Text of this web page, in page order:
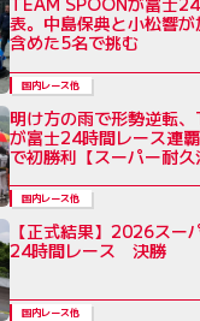
表。中島保典と小松響
含めた5名で挑む
国内レース他
明け方の雨で形勢逆転
が富士24時間レース連
で初勝利【スーパー耐久
国内レース他
【正式結果】2026スー
24時間レース 決勝
国内レース他